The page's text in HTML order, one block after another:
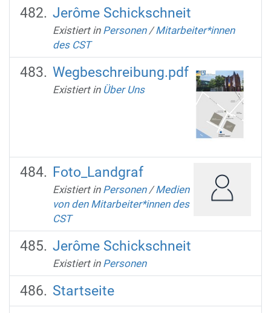
Jerôme Schickschneit
Existiert in Personen /Mitarbeiter*innen
des CST
Wegbeschreibung.pdf
Existiert in Über Uns
Foto_Landgraf
Existiert in Personen /Medien
von den Mitarbeiter*innen des
CST
Jerôme Schickschneit
Existiert in Personen
Startseite